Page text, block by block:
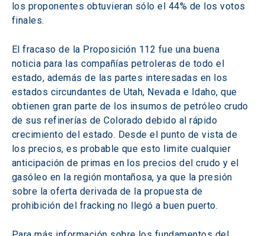
los proponentes obtuvieran sólo el 44% de los votos
finales.
El fracaso de la Proposición 112 fue una buena
noticia para las compañías petroleras de todo el
estado, además de las partes interesadas en los
estados circundantes de Utah, Nevada e Idaho, que
obtienen gran parte de los insumos de petróleo crudo
de sus refinerías de Colorado debido al rápido
crecimiento del estado. Desde el punto de vista de
los precios, es probable que esto limite cualquier
anticipación de primas en los precios del crudo y el
gasóleo en la región montañosa, ya que la presión
sobre la oferta derivada de la propuesta de
prohibición del fracking no llegó a buen puerto.